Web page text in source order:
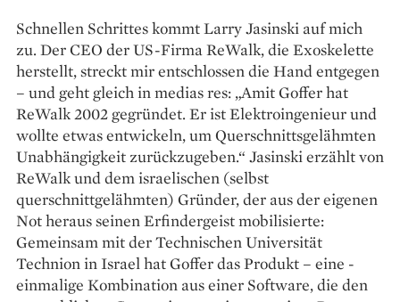
Schnellen Schrittes kommt ­Larry Jasinski auf mich
zu. Der CEO der US-Firma ReWalk, die ­Exoskelette
herstellt, streckt mir ­entschlossen die Hand entgegen
– und geht gleich in medias res: „Amit Goffer hat
ReWalk 2002 gegründet. Er ist Elektroingenieur und
wollte etwas entwickeln, um Querschnitts­gelähmten
Unabhängigkeit zurückzugeben.“ Jasinski erzählt von
ReWalk und dem israelischen (selbst
querschnittgelähmten) Gründer, der aus der eigenen
Not he­raus seinen Erfindergeist mobilisierte:
Gemeinsam mit der Technischen Universität
Technion in ­Israel hat Goffer das Produkt – eine ­
einmalige Kombination aus einer Software, die den